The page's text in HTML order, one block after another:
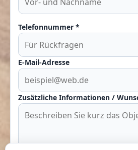
Telefonnummer *
E-Mail-Adresse
Zusätzliche Informationen /